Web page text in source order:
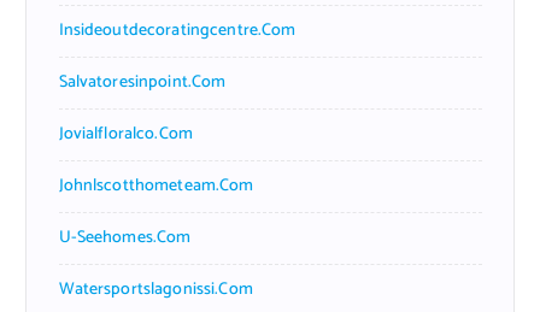
Insideoutdecoratingcentre.com
Salvatoresinpoint.com
Jovialfloralco.com
Johnlscotthometeam.com
U-Seehomes.com
Watersportslagonissi.com